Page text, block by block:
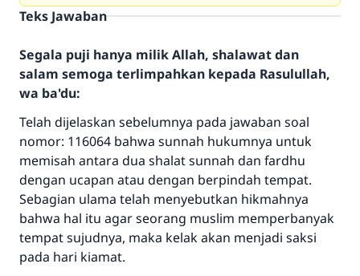
Teks Jawaban
Segala puji hanya milik Allah, shalawat dan
salam semoga terlimpahkan kepada Rasulullah,
wa ba'du:
Telah dijelaskan sebelumnya pada jawaban soal
nomor: 116064 bahwa sunnah hukumnya untuk
memisah antara dua shalat sunnah dan fardhu
dengan ucapan atau dengan berpindah tempat.
Sebagian ulama telah menyebutkan hikmahnya
bahwa hal itu agar seorang muslim memperbanyak
tempat sujudnya, maka kelak akan menjadi saksi
pada hari kiamat.